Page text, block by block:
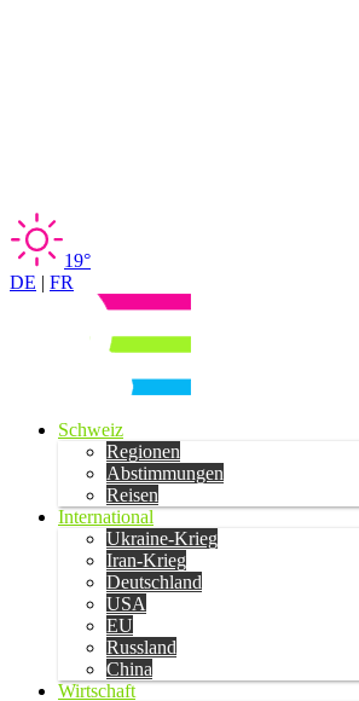
19°
DE | FR
Schweiz
Regionen
Abstimmungen
Reisen
International
Ukraine-Krieg
Iran-Krieg
Deutschland
USA
EU
Russland
China
Wirtschaft